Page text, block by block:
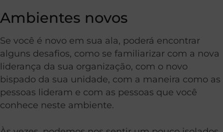
Ambientes novos
Se você é novo em sua ala, poderá encontrar
alguns desafios, como se familiarizar com a nova
liderança da sua organização, com o novo
bispado da sua unidade, com a maneira como as
pessoas lideram e com as pessoas que você
conhece neste ambiente.